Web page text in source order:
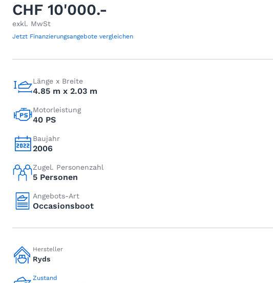
CHF 10'000.-
exkl. MwSt
Jetzt Finanzierungsangebote vergleichen
Länge x Breite
4.85 m x 2.03 m
Motorleistung
40 PS
Baujahr
2006
Zugel. Personenzahl
5 Personen
Angebots-Art
Occasionsboot
Hersteller
Ryds
Zustand